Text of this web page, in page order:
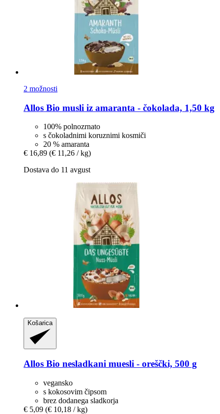
2 možnosti
Allos Bio musli iz amaranta -​ čokolada, 1,50 kg
100% polnozrnato
s čokoladnimi koruznimi kosmiči
20 % amaranta
€ 16,89 (€ 11,26 / kg)
Dostava do 11 avgust
Košarica
Allos Bio nesladkani muesli -​ oreščki, 500 g
vegansko
s kokosovim čipsom
brez dodanega sladkorja
€ 5,09 (€ 10,18 / kg)